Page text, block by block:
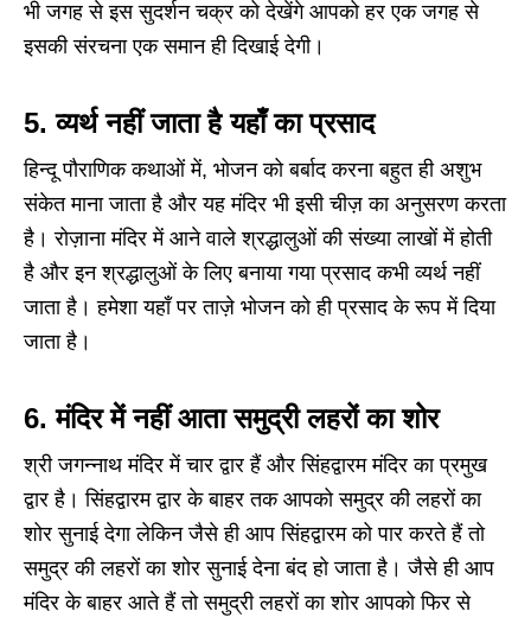
भी जगह से इस सुदर्शन चक्र को देखेंगे आपको हर एक जगह से
इसकी संरचना एक समान ही दिखाई देगी।
5. व्यर्थ नहीं जाता है यहाँ का प्रसाद
हिन्दू पौराणिक कथाओं में, भोजन को बर्बाद करना बहुत ही अशुभ
संकेत माना जाता है और यह मंदिर भी इसी चीज़ का अनुसरण करता
है। रोज़ाना मंदिर में आने वाले श्रद्धालुओं की संख्या लाखों में होती
है और इन श्रद्धालुओं के लिए बनाया गया प्रसाद कभी व्यर्थ नहीं
जाता है। हमेशा यहाँ पर ताज़े भोजन को ही प्रसाद के रूप में दिया
जाता है।
6. मंदिर में नहीं आता समुद्री लहरों का शोर
श्री जगन्नाथ मंदिर में चार द्वार हैं और सिंहद्वारम मंदिर का प्रमुख
द्वार है। सिंहद्वारम द्वार के बाहर तक आपको समुद्र की लहरों का
शोर सुनाई देगा लेकिन जैसे ही आप सिंहद्वारम को पार करते हैं तो
समुद्र की लहरों का शोर सुनाई देना बंद हो जाता है। जैसे ही आप
मंदिर के बाहर आते हैं तो समुद्री लहरों का शोर आपको फिर से